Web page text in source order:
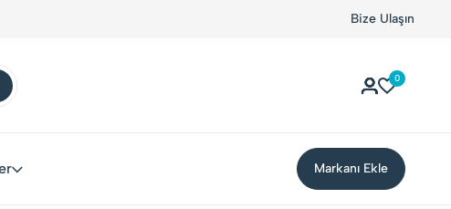
Bize Ulaşın
0
Markanı Ekle